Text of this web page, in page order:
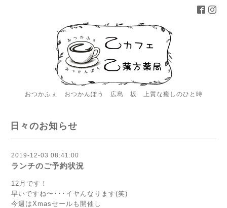
おつかふぇ おつかんぽう 広島 坂 上質な癒しのひと時
日々のお知らせ
2019-12-03 08:41:00
ランチのご予約状況
12月です！
早いですね〜･･･イヤんなります(笑)
今週はXmasセールも開催し